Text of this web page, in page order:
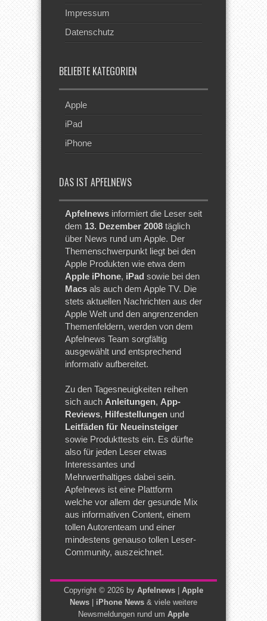
Impressum
Datenschutz
BELIEBTE KATEGORIEN
Apple
iPad
iPhone
DAS IST APFELNEWS
Apfelnews informiert die Leser seit
dem 13. Dezember 2008 täglich
über News rund um Apple. Der
Themenschwerpunkt liegt bei den
Apple Produkten wie etwa dem
Apple iPhone, iPad sowie bei den
Macs als auch dem Apple TV. Die
stets aktuellen Nachrichten aus der
Apple Welt und den angrenzenden
Themenfeldern, werden von dem
Apfelnews Team sorgfältig
ausgewählt und entsprechend
informativ aufbereitet.
Zu den Tagesneuigkeiten reihen
sich auch Anleitungen, App-
Reviews, Hilfestellungen und
Leitfäden für Neueinsteiger
sowie Produkttests ein. Es dürfte
also für jeden Leser etwas
Interessantes und
Mehrwerthaltiges dabei sein.
Apfelnews ist eine Plattform
welche vor allem der gesunde Mix
aus informativen Content, einem
tollen Autorenteam und einer
mindestens genauso tollen Leser-
Community, auszeichnet.
Copyright © 2026 by Apfelnews
Apple
News
iPhone News & viele weitere
Newsmeldungen rund um Apple